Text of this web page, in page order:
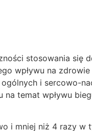
stosowania się
wpływu na
i sercowo-
na temat wpływu
i mniej niż 4 razy w